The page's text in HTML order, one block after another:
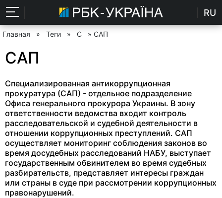
RU
Главная » Теги » С » САП
САП
Специализированная антикоррупционная
прокуратура (САП) - отдельное подразделение
Офиса генерального прокурора Украины. В зону
ответственности ведомства входит контроль
расследовательской и судебной деятельности в
отношении коррупционных преступлений. САП
осуществляет мониторинг соблюдения законов во
время досудебных расследований НАБУ, выступает
государственным обвинителем во время судебных
разбирательств, представляет интересы граждан
или страны в суде при рассмотрении коррупционных
правонарушений.